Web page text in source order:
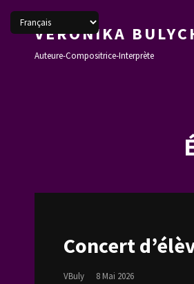
VERONIKA
Auteure-Compositrice-Interprète
Concert
VBuly
Posted
8 Mai 2026